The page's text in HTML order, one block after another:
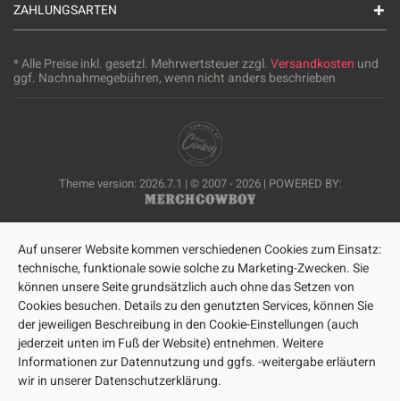
ZAHLUNGSARTEN
* Alle Preise inkl. gesetzl. Mehrwertsteuer zzgl.Versandkosten und
ggf. Nachnahmegebühren, wenn nicht anders beschrieben
Theme version: 2026.7.1 | © 2007 - 2026 | POWERED BY:
Auf unserer Website kommen verschiedenen Cookies zum Einsatz:
technische, funktionale sowie solche zu Marketing-Zwecken. Sie
können unsere Seite grundsätzlich auch ohne das Setzen von
Cookies besuchen. Details zu den genutzten Services, können Sie
der jeweiligen Beschreibung in den Cookie-Einstellungen (auch
jederzeit unten im Fuß der Website) entnehmen. Weitere
Informationen zur Datennutzung und ggfs. -weitergabe erläutern
wir in unserer Datenschutzerklärung.